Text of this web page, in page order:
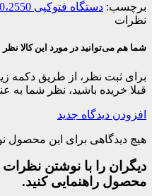
برچسب: دستگاه فتوکپی 2550،mp2550،2550،ریکو آفیشیو 2550
نظرات
شما هم می‌توانید در مورد این کالا نظر
برای ثبت نظر، از طریق دکمه
قبلا خریده باشید، نظر شما
افزودن دیدگاه جدید
هیچ دیدگاهی برای این محصول
دیگران را با نوشتن نظرات
محصول راهنمایی کنید.